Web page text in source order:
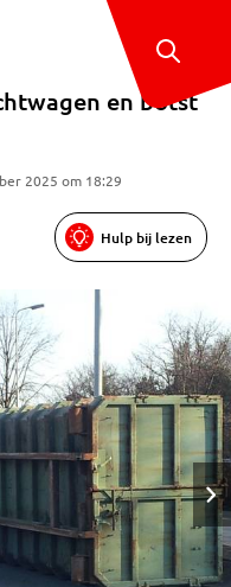
en botst
2025 om 18:29
Hulp bij lezen